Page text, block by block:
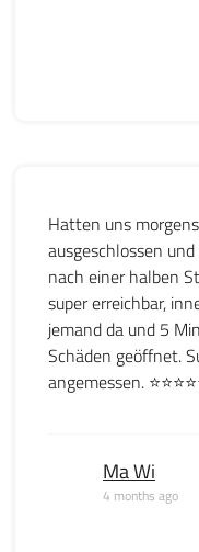
Hatten uns
ausgeschlossen
nach einer halben
super erreichbar,
jemand da und 5
Schäden geöffnet.
angemessen.
Ma Wi
4 months ago